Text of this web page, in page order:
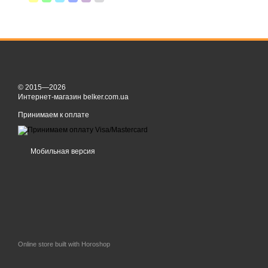
© 2015—2026
Интернет-магазин belker.com.ua
Принимаем к оплате
Мобильная версия
Online store built with Horoshop